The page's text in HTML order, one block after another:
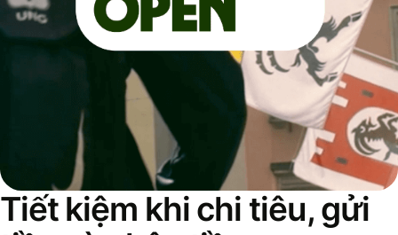
Tiết kiệm khi chi tiêu, gửi